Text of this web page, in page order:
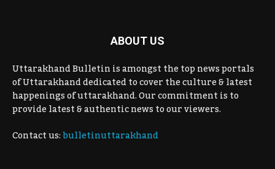
ABOUT US
Uttarakhand Bulletin is amongst the top news portals
of Uttarakhand dedicated to cover the culture & latest
happenings of uttarakhand. Our commitment is to
provide latest & authentic news to our viewers.
Contact us:bulletinuttarakhand